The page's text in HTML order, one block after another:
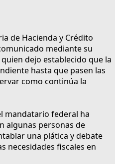
de Hacienda y Crédito
mediante su
dejo establecido que la
hasta que pasen las
como continúa la
mandatario federal ha
algunas personas de
una plática y debate
necesidades fiscales en